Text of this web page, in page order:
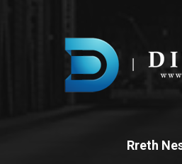
Rreth